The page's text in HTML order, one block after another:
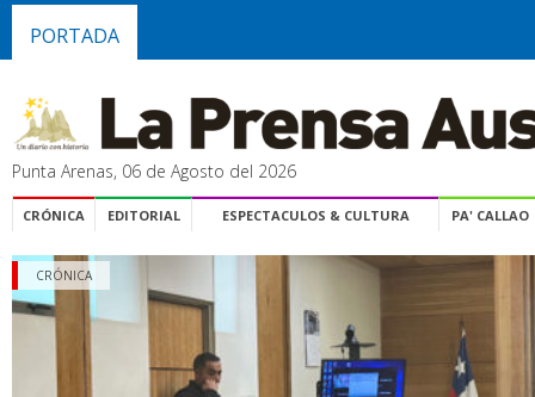
PORTADA
Punta Arenas, 06 de Agosto del 2026
CRÓNICA EDITORIAL ESPECTACULOS & CULTURA PA' CALLAO
CRÓNICA